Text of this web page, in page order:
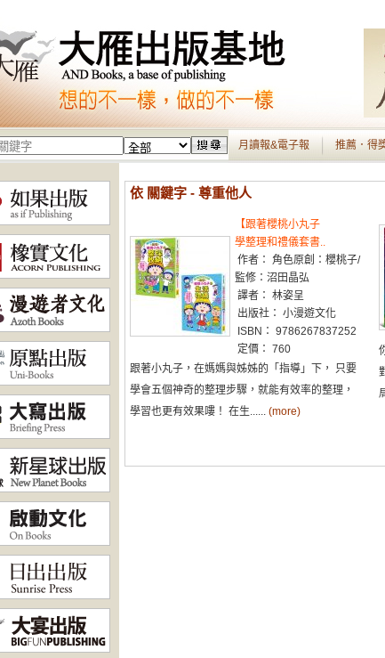
月讀報&電子報 推薦．得
依 關鍵字 - 尊重他人
【跟著櫻桃小丸子
學整理和禮儀套書..
作者： 角色原創：櫻桃子/
監修：沼田晶弘
譯者： 林姿呈
出版社： 小漫遊文化
ISBN： 9786267837252
定價： 760
跟著小丸子，在媽媽與姊姊的「指導」下， 只要
學會五個神奇的整理步驟，就能有效率的整理，
學習也更有效果嘍！ 在生...... (more)